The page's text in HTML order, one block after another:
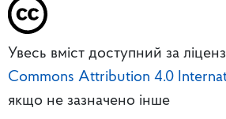
Увесь вміст доступний за
Commons Attribution 4.0
якщо не зазначено інше